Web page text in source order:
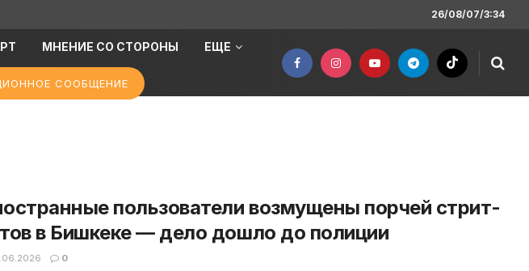
26/08/07/3:34
МНЕНИЕ СО СТОРОНЫ ЕЩЕ
СООБЩЕНИЕ
пользователи возмущены порчей стрит-
в Бишкеке — дело дошло до полиции
0